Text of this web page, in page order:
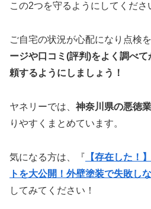
この2つを守るようにしてくださ
ご自宅の状況が心配になり点検
ージや口コミ(評判)をよく調べ
頼するようにしましょう！
ヤネリーでは、 神奈川県の悪徳
りやすくまとめています。
気になる方は、『 【存在した！
トを大公開！外壁塗装で失敗し
してみてください！